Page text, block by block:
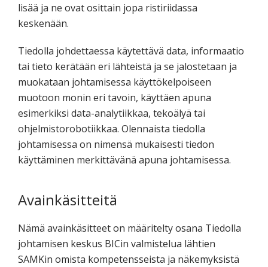
lisää ja ne ovat osittain jopa ristiriidassa
keskenään.
Tiedolla johdettaessa käytettävä data, informaatio
tai tieto kerätään eri lähteistä ja se jalostetaan ja
muokataan johtamisessa käyttökelpoiseen
muotoon monin eri tavoin, käyttäen apuna
esimerkiksi data-analytiikkaa, tekoälyä tai
ohjelmistorobotiikkaa. Olennaista tiedolla
johtamisessa on nimensä mukaisesti tiedon
käyttäminen merkittävänä apuna johtamisessa.
Avainkäsitteitä
Nämä avainkäsitteet on määritelty osana Tiedolla
johtamisen keskus BICin valmistelua lähtien
SAMKin omista kompetensseista ja näkemyksistä